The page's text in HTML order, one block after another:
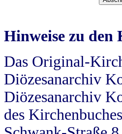
Hinweise zu
Das Original-
Diözesanarchiv
Diözesanarchiv
des